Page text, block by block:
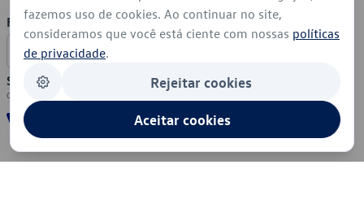
Formas de Pagamento
Segurança
fazemos uso de cookies. Ao continuar no site,
consideramos que você está ciente com nossas políticas
de privacidade.
Rejeitar cookies
Aceitar cookies